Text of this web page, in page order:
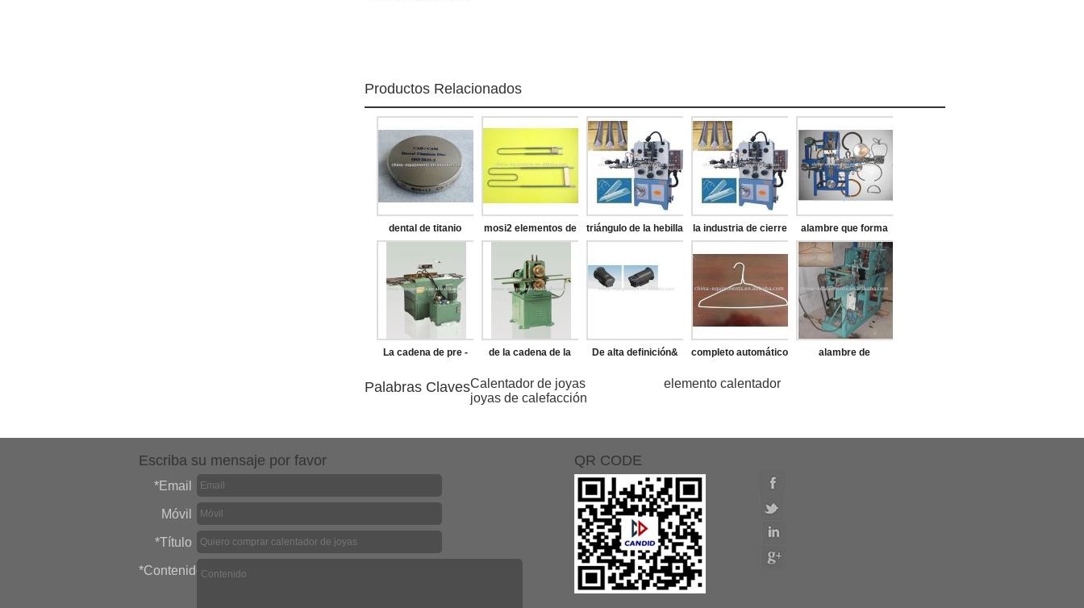
Productos Relacionados
dental de titanio mosi2 elementos de
calefacción
triángulo de la hebilla la industria de cierre
de la correa que
hace la máquina
alambre que forma
la máquina
La cadena de pre - de la cadena de la
máquina de
remachado
De alta definición&
de alta resolución de
completo automático
de alambre de
alambre de
Palabras ClavesCalentador de joyas
elemento calentador
joyas de calefacción
Escriba su mensaje por favor
*Email
Móvil
*Título
*Contenido
QR CODE